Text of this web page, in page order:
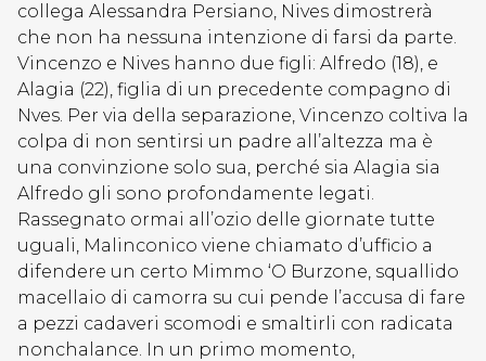
collega Alessandra Persiano, Nives dimostrerà
che non ha nessuna intenzione di farsi da parte.
Vincenzo e Nives hanno due figli: Alfredo (18), e
Alagia (22), figlia di un precedente compagno di
Nves. Per via della separazione, Vincenzo coltiva la
colpa di non sentirsi un padre all’altezza ma è
una convinzione solo sua, perché sia Alagia sia
Alfredo gli sono profondamente legati.
Rassegnato ormai all’ozio delle giornate tutte
uguali, Malinconico viene chiamato d’ufficio a
difendere un certo Mimmo ‘O Burzone, squallido
macellaio di camorra su cui pende l’accusa di fare
a pezzi cadaveri scomodi e smaltirli con radicata
nonchalance. In un primo momento,